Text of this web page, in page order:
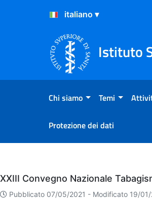
Salta al Contenuto
Salta al Footer
Istituto
Chi siamo Temi
Protezione dei dati
Eventi
XXIII Convegno Nazionale
Pubblicato 07/05/2021 - Modificato 19/